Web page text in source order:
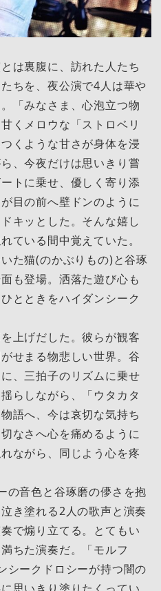
は裏腹に、訪れた人たち
ちを、夜公演で4人は華や
「みなさま、心泡立つ物
くメロウな「ストロベリ
くような甘さが身体を浸
、今夜だけは思いきり嘗
トに乗せ、優しく寄り添
目の前へ壁ドンのように
キッとした。そんな嬉し
ている間中覚えていた。
た猫(のかぶりもの)と谷琢
も登場。洒落た遊び心も
とときをハイダンシーク
上げだした。彼らが観客
せまる物悲しい世界。谷
、三拍子のリズムに乗せ
らしながら、「ウタカタ
語へ、今は哀切な気持ち
なさへ心を痛めるように
ながら、同じよう心を疼
の音色と谷琢磨の儚さを抱
き塗れる2人の歌声と演奏
で煽り立てる。とてもい
ちた演奏だ。「モルフ
シークドロシーが持つ闇の